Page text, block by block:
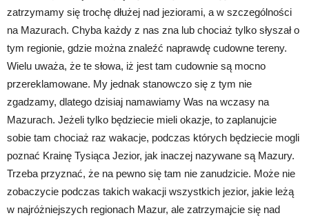
zatrzymamy się trochę dłużej nad jeziorami, a w szczególności
na Mazurach. Chyba każdy z nas zna lub chociaż tylko słyszał o
tym regionie, gdzie można znaleźć naprawdę cudowne tereny.
Wielu uważa, że te słowa, iż jest tam cudownie są mocno
przereklamowane. My jednak stanowczo się z tym nie
zgadzamy, dlatego dzisiaj namawiamy Was na wczasy na
Mazurach. Jeżeli tylko będziecie mieli okazje, to zaplanujcie
sobie tam chociaż raz wakacje, podczas których będziecie mogli
poznać Krainę Tysiąca Jezior, jak inaczej nazywane są Mazury.
Trzeba przyznać, że na pewno się tam nie zanudzicie. Może nie
zobaczycie podczas takich wakacji wszystkich jezior, jakie leżą
w najróżniejszych regionach Mazur, ale zatrzymajcie się nad